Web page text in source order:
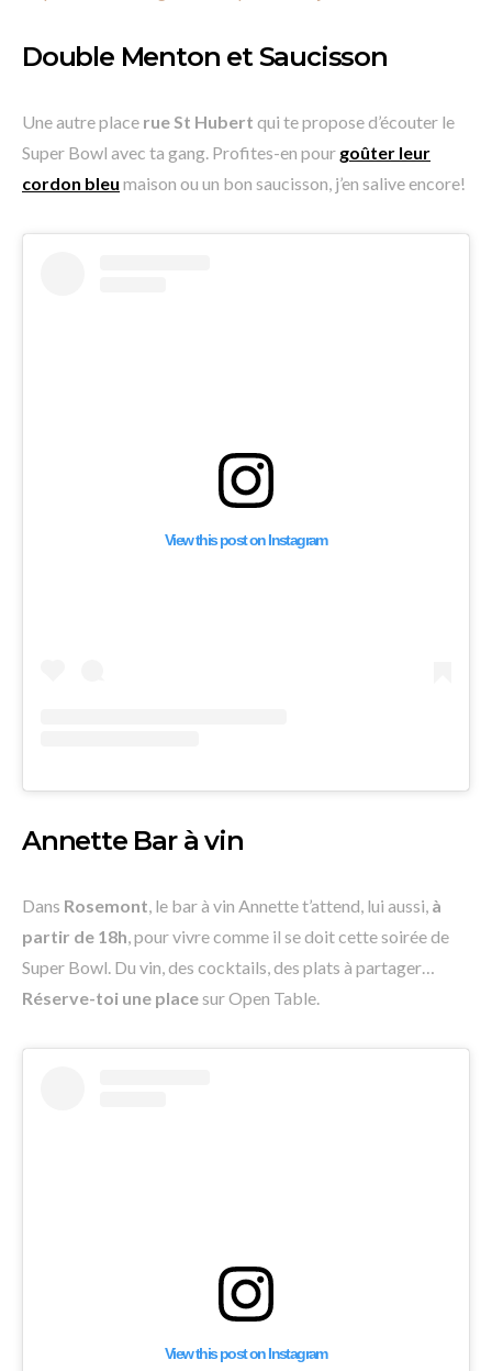
Double Menton et Saucisson
Une autre place rue St Hubert qui te propose d’écouter le
Super Bowl avec ta gang. Profites-en pour goûter leur
cordon bleu maison ou un bon saucisson, j’en salive encore!
View this post on Instagram
Annette Bar à vin
Dans Rosemont , le bar à vin Annette t’attend, lui aussi, à
partir de 18h , pour vivre comme il se doit cette soirée de
Super Bowl. Du vin, des cocktails, des plats à partager…
Réserve-toi une placesur Open Table.
View this post on Instagram